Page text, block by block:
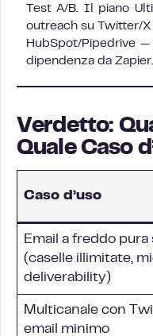
Test A/B. Il piano
outreach su Twitter/X
HubSpot/Pipedrive
dipendenza da Zapier.
Verdetto:
Quale Caso
Caso d’uso
Email a freddo pura
(caselle illimitate,
deliverability)
Multicanale con
email minimo